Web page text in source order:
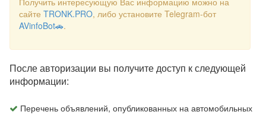
сайте TRONK.PRO, либо установите Telegram-бот
AVinfoBot🚗.
После авторизации вы получите доступ к следующей
информации:
Перечень объявлений, опубликованных на автомобильных